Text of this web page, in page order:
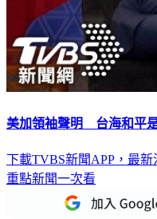
美加領袖聲明 台海和平
下載TVBS新聞APP，最新
重點新聞一次看